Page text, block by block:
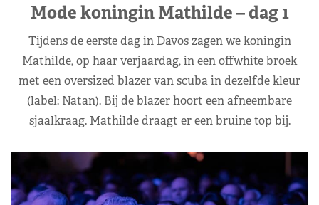
Mode koningin Mathilde – dag 1
Tijdens de eerste dag in Davos zagen we koningin
Mathilde, op haar verjaardag, in een offwhite broek
met een oversized blazer van scuba in dezelfde kleur
(label: Natan). Bij de blazer hoort een afneembare
sjaalkraag. Mathilde draagt er een bruine top bij.